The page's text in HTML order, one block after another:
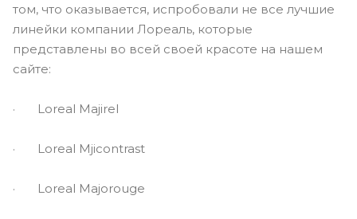
том, что оказывается, испробовали не все лучшие
линейки компании Лореаль, которые
представлены во всей своей красоте на нашем
сайте:
· Loreal Majirel
· Loreal Mjicontrast
· Loreal Majorouge